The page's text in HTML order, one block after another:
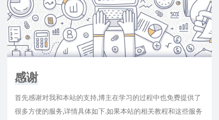
感谢
首先感谢对我和本站的支持,博主在学习的过程中也免费提供了
很多方便的服务,详情具体如下.如果本站的相关教程和这些服务